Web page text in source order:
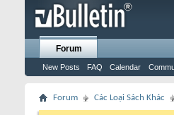
Forum
New Posts FAQ Calendar
Forum Các Loại Sách Khác